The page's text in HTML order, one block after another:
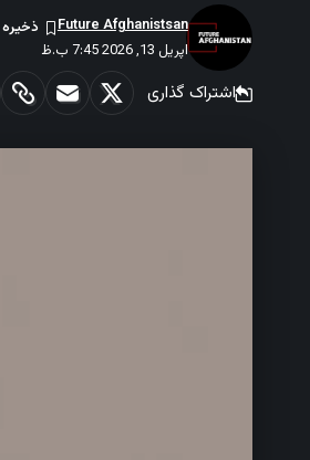
اپریل 13, 2026 7:45 ب.ظ
Future Afghanistsan
اشتراک گذاری